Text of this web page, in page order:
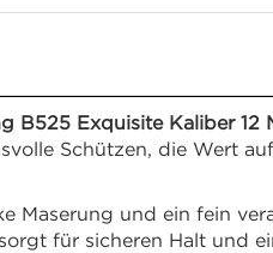
B525 Exquisite Kaliber 12
Schützen, die Wert
Maserung und ein fein
für sicheren Halt und